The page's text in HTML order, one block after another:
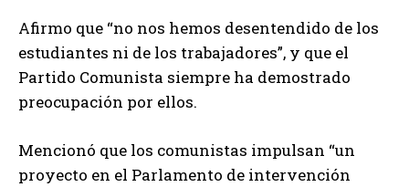
Afirmo que “no nos hemos desentendido de los
estudiantes ni de los trabajadores”, y que el
Partido Comunista siempre ha demostrado
preocupación por ellos.
Mencionó que los comunistas impulsan “un
proyecto en el Parlamento de intervención